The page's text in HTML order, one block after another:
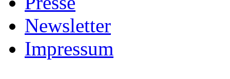
Newsletter
Impressum